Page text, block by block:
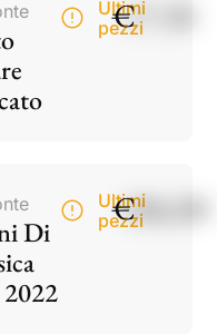
Ultimi
pezzi
€17,50
Di
Ultimi
pezzi
€186,00